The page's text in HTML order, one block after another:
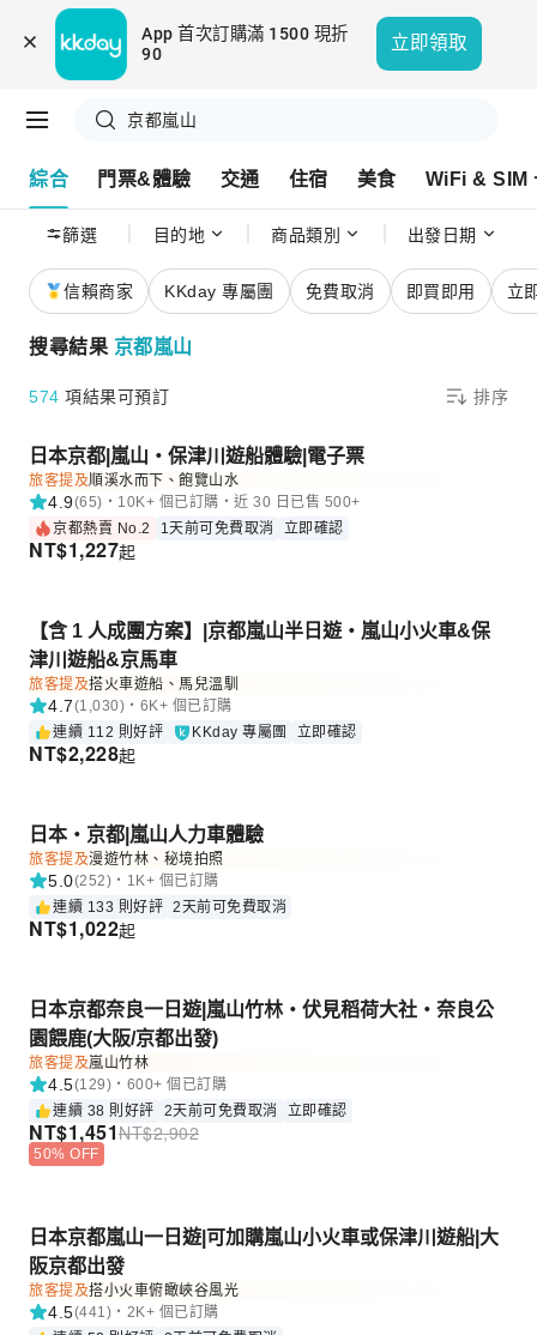
App 首次訂購滿 1500 現折
90
立即領取
京都嵐山
綜合 門票&體驗 交通 住宿 美食 WiFi & SIM
篩選 目的地 商品類別 出發日期
信賴商家 KKday 專屬團 免費取消 即買即用 立
搜尋結果 京都嵐山
574 項結果可預訂 排序
日本京都|嵐山・保津川遊船體驗|電子票
旅客提及順溪水而下、飽覽山水
4.9(65)・10K+ 個已訂購・近 30 日已售 500+
京都熱賣 No.2
1天前可免費取消 立即確認
NT$1,227起
【含 1 人成團方案】|京都嵐山半日遊・嵐山小火車&保
津川遊船&京馬車
旅客提及搭火車遊船、馬兒溫馴
4.7(1,030)・6K+ 個已訂購
連續 112 則好評
KKday 專屬團 立即確認
NT$2,228起
日本・京都|嵐山人力車體驗
旅客提及漫遊竹林、秘境拍照
5.0(252)・1K+ 個已訂購
連續 133 則好評 2天前可免費取消
NT$1,022起
日本京都奈良一日遊|嵐山竹林・伏見稻荷大社・奈良公
園餵鹿(大阪/京都出發)
旅客提及嵐山竹林
4.5(129)・600+ 個已訂購
連續 38 則好評
2天前可免費取消 立即確認
NT$1,451NT$2,902
50% OFF
日本京都嵐山一日遊|可加購嵐山小火車或保津川遊船|大
阪京都出發
旅客提及搭小火車俯瞰峽谷風光
4.5(441)・2K+ 個已訂購